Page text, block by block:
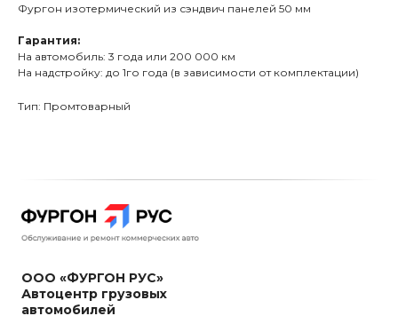
Фургон изотермический из сэндвич панелей 50 мм
Гарантия:
На автомобиль: 3 года или 200 000 км
На надстройку: до 1го года (в зависимости от комплектации)
Тип: Промтоварный
ООО «ФУРГОН РУС»
Автоцентр грузовых
автомобилей